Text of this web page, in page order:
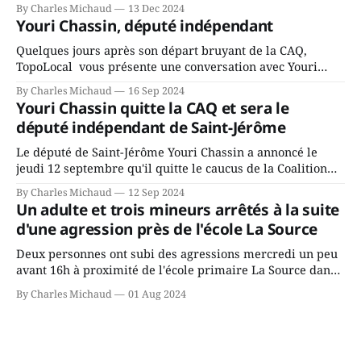
fait l’annonce en s’adressant aux employés de la ville,
rassemblés en soirée pour leur traditionnel souper
By Charles Michaud 13 Dec 2024
Youri Chassin, député indépendant
Quelques jours après son départ bruyant de la CAQ,
TopoLocal vous présente une conversation avec Youri
depuis longtemps? Sera-t-il candidat indépendant dans 2
ans? Joindrait-il un autre parti, par exemple les
conservateurs d’Éric Duhaime? Que lui
By Charles Michaud 16 Sep 2024
Youri Chassin quitte la CAQ et sera le
député indépendant de Saint-Jérôme
Le député de Saint-Jérôme Youri Chassin a annoncé le
jeudi 12 septembre qu'il quitte le caucus de la Coalition
gouvernement de la CAQ, surtout de son incapacité, qu'il
juge chronique, à offrir des
By Charles Michaud 12 Sep 2024
Un adulte et trois mineurs arrêtés à la suite
d'une agression près de l'école La Source
Deux personnes ont subi des agressions mercredi un peu
avant 16h à proximité de l'école primaire La Source dans
victimes aurait été écrasée sous un véhicule et aspergée
By Charles Michaud 01 Aug 2024